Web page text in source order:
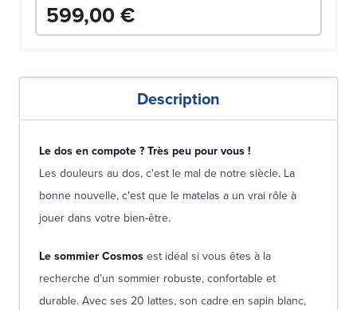
599,00 €
Description
Le dos en compote ? Très peu pour vous !
Les douleurs au dos, c'est le mal de notre siècle. La
bonne nouvelle, c'est que le matelas a un vrai rôle à
jouer dans votre bien-être.
Le sommier Cosmosest idéal si vous êtes à la
recherche d’un sommier robuste, confortable et
durable. Avec ses 20 lattes, son cadre en sapin blanc,